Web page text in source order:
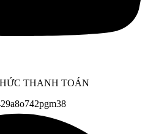
THANH TOÁN